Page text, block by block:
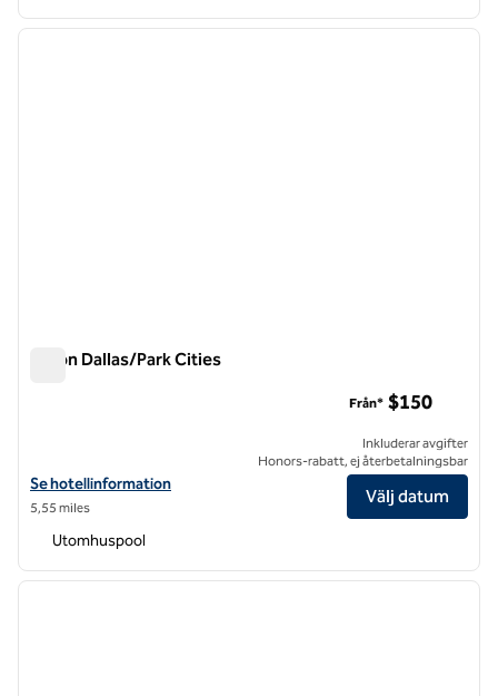
1 av 12
nästa
Hilton Dallas/Park Cities
Visa hotelluppgifter för Hilton Dallas/Park Cities
Se hotellinformation
5,55 miles
Från* $150
Inkluderar avgifter
Honors-rabatt, ej återbetalningsbar
Välj datum
Utomhuspool
1 av 12
nästa